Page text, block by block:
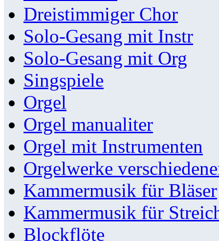
Dreistimmiger Chor
Solo-Gesang mit Instr
Solo-Gesang mit Org
Singspiele
Orgel
Orgel manualiter
Orgel mit Instrumenten
Orgelwerke
Kammermusik für Bläser
Kammermusik für
Blockflöte